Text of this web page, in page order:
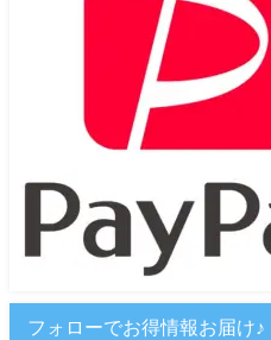
フォローでお得情報お届け♪